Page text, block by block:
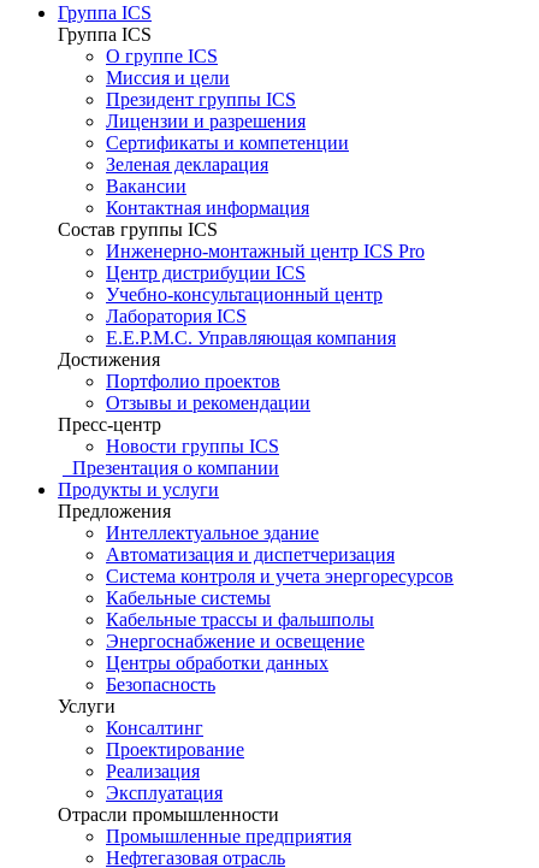
Группа ICS
Группа ICS
О группе ICS
Миссия и цели
Президент группы ICS
Лицензии и разрешения
Сертификаты и компетенции
Зеленая декларация
Вакансии
Контактная информация
Состав группы ICS
Инженерно-монтажный центр ICS Pro
Центр дистрибуции ICS
Учебно-консультационный центр
Лаборатория ICS
E.E.P.M.C. Управляющая компания
Достижения
Портфолио проектов
Отзывы и рекомендации
Пресс-центр
Новости группы ICS
Презентация о компании
Продукты и услуги
Предложения
Интеллектуальное здание
Автоматизация и диспетчеризация
Система контроля и учета энергоресурсов
Кабельные системы
Кабельные трассы и фальшполы
Энергоснабжение и освещение
Центры обработки данных
Безопасность
Услуги
Консалтинг
Проектирование
Реализация
Эксплуатация
Отрасли промышленности
Промышленные предприятия
Нефтегазовая отрасль